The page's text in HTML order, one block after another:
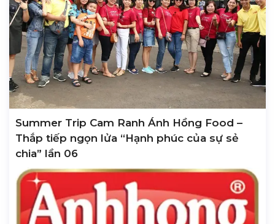
Summer Trip Cam Ranh Ánh Hồng Food –
Thắp tiếp ngọn lửa “Hạnh phúc của sự sẻ
chia” lần 06